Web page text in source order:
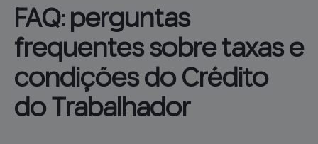
FAQ: perguntas
frequentes sobre taxas e
condições do Crédito
do Trabalhador